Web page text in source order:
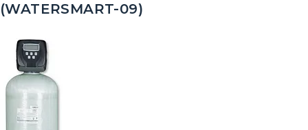
(WATERSMART-09)